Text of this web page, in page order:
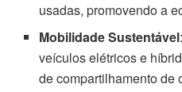
usadas, promovendo a
Mobilidade Sustentável
veículos elétricos e
de compartilhamento de